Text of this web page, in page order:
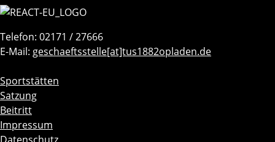
Telefon: 02171 / 27666
E-Mail: geschaeftsstelle[at]tus1882opladen.de
Navigation
überspringen
Sportstätten
Satzung
Beitritt
Impressum